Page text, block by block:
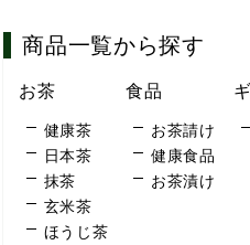
商品一覧から探す
お茶
健康茶
日本茶
抹茶
玄米茶
ほうじ茶
食品
お茶請け
健康食品
お茶漬け